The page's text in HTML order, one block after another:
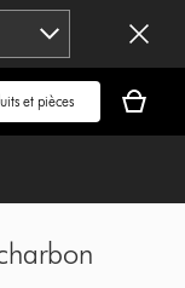
panier
est